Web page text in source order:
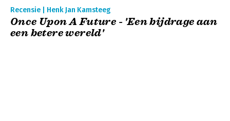
Recensie | Henk Jan Kamsteeg
Once Upon A Future - 'Een bijdrage aan
een betere wereld'